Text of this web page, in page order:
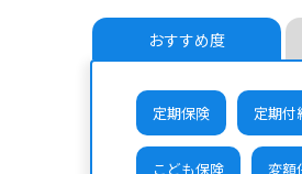
おすすめ度
定期保険 定期付
こども保険 変額